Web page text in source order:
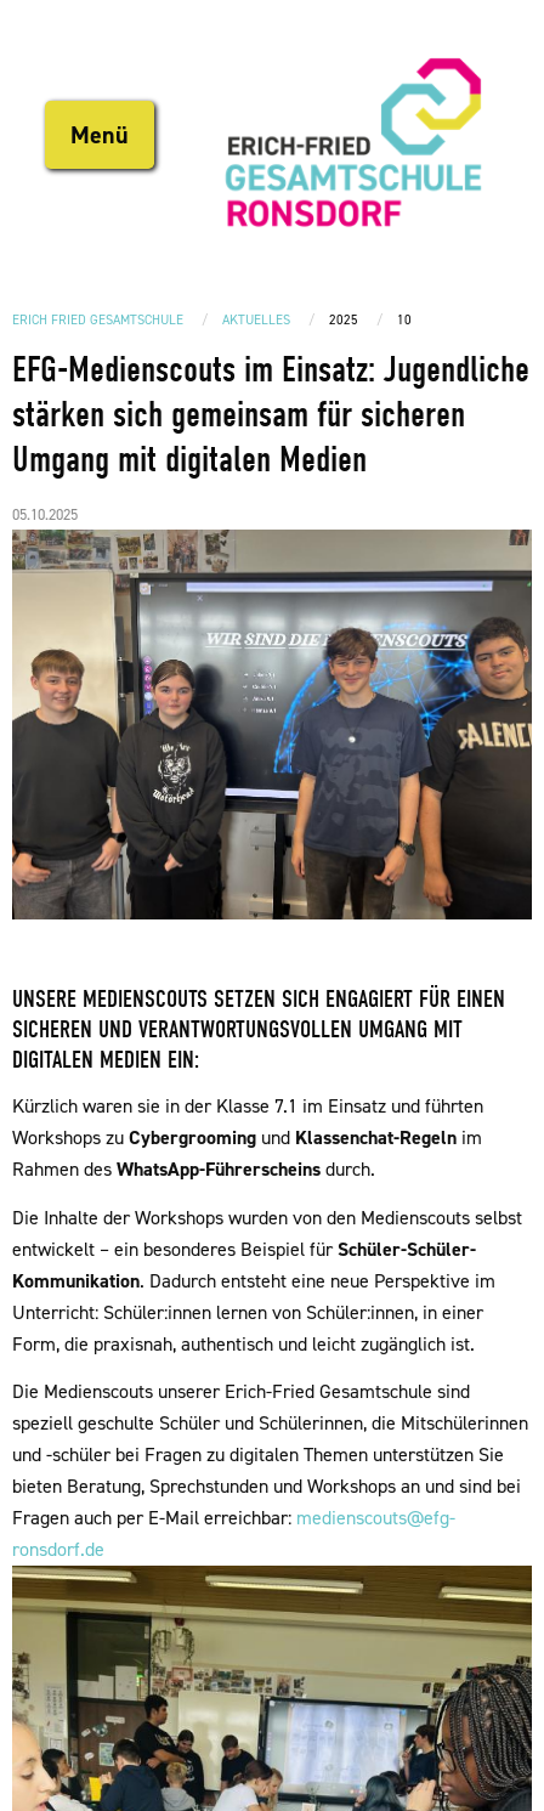
Inhalt
Menü
ERICH FRIED GESAMTSCHULE AKTUELLES 2025 10
EFG-Medienscouts im Einsatz: Jugendliche
stärken sich gemeinsam für sicheren
Umgang mit digitalen Medien
05.10.2025
UNSERE MEDIENSCOUTS SETZEN SICH ENGAGIERT FÜR EINEN
SICHEREN UND VERANTWORTUNGSVOLLEN UMGANG MIT
DIGITALEN MEDIEN EIN:
Kürzlich waren sie in der Klasse 7.1 im Einsatz und führten
Workshops zuCybergrooming und Klassenchat-Regeln im
Rahmen desWhatsApp-Führerscheinsdurch.
Die Inhalte der Workshops wurden von den Medienscouts selbst
entwickelt – ein besonderes Beispiel fürSchüler-Schüler-
Kommunikation. Dadurch entsteht eine neue Perspektive im
Unterricht: Schüler:innen lernen von Schüler:innen, in einer
Form, die praxisnah, authentisch und leicht zugänglich ist.
Die Medienscouts unserer Erich-Fried Gesamtschule sind
speziell geschulte Schüler und Schülerinnen, die Mitschülerinnen
und -schüler bei Fragen zu digitalen Themen unterstützen Sie
bieten Beratung, Sprechstunden und Workshops an und sind bei
Fragen auch per E-Mail erreichbar: medienscouts@efg-
ronsdorf.de